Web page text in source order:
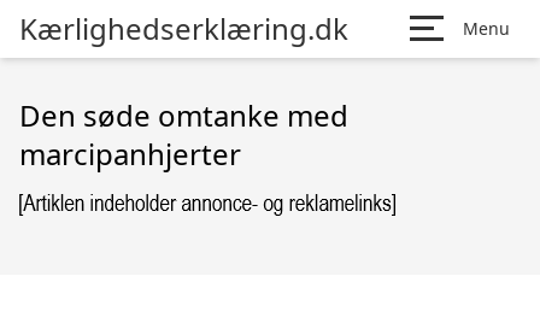
Kærlighedserklæring.dk Menu
Den søde omtanke med
marcipanhjerter